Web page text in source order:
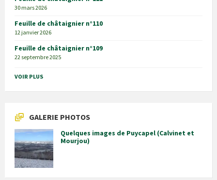
30 mars 2026
Feuille de châtaignier n°110
12 janvier 2026
Feuille de châtaignier n°109
22 septembre 2025
VOIR PLUS
GALERIE PHOTOS
Quelques images de Puycapel (Calvinet et
Mourjou)